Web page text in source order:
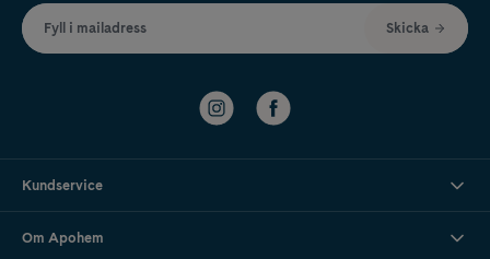
Fyll i mailadress Skicka
Kundservice
Om Apohem